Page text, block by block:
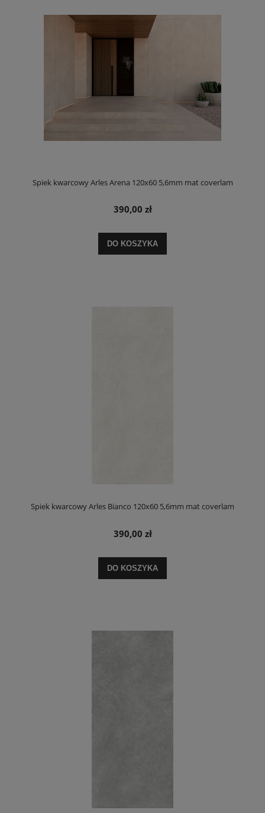
Spiek kwarcowy Arles Arena 120x60 5,6mm mat coverlam
390,00 zł
DO KOSZYKA
Spiek kwarcowy Arles Bianco 120x60 5,6mm mat coverlam
390,00 zł
DO KOSZYKA